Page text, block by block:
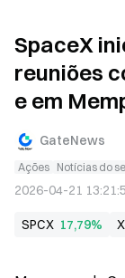
SpaceX
reuniões
e em
GateNews
Ações Notícias do
2026-04-21
SPCX 17,79%